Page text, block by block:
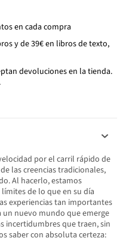
en cada compra
y de 39€ en libros de texto,
devoluciones en la tienda.
por el carril rápido de
las creencias tradicionales,
Al hacerlo, estamos
de lo que en su día
experiencias tan importantes
nuevo mundo que emerge
incertidumbres que traen, sin
saber con absoluta certeza: